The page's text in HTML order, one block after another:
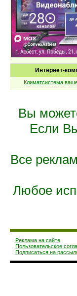
Интернет-
Климатсистема
Вы
Если
Все
Любое
Реклама на сайте
Пользовательское
Подписаться на